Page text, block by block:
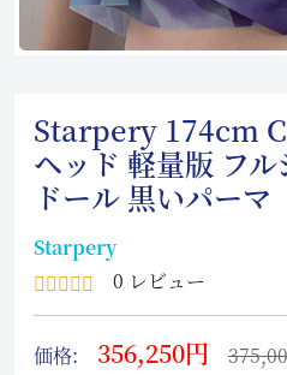
Starpery 174cm
ヘッド 軽量版 フ
ドール 黒いパーマ
Starpery
0 レビュー
価格: 356,250円